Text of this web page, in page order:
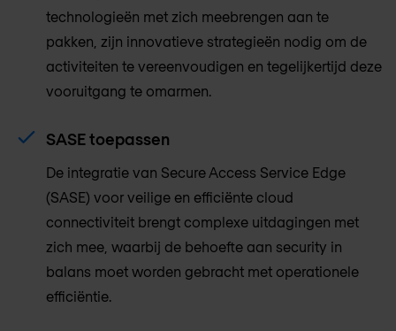
technologieën met zich meebrengen aan te
pakken, zijn innovatieve strategieën nodig om de
activiteiten te vereenvoudigen en tegelijkertijd deze
vooruitgang te omarmen.
SASE toepassen
De integratie van Secure Access Service Edge
(SASE) voor veilige en efficiënte cloud
connectiviteit brengt complexe uitdagingen met
zich mee, waarbij de behoefte aan security in
balans moet worden gebracht met operationele
efficiëntie.